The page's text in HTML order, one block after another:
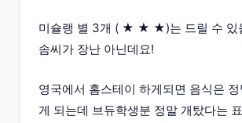
미슐랭 별 3개 ( ★ ★ ★)는 드릴 수 있
솜씨가 장난 아닌데요!
영국에서 홈스테이 하게되면 음식은
게 되는데 브듀학생분 정말 개탔다는